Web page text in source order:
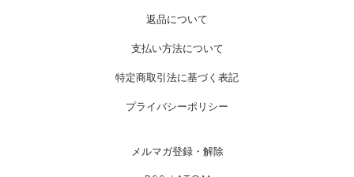
返品について
支払い方法について
特定商取引法に基づく表記
プライバシーポリシー
メルマガ登録・解除